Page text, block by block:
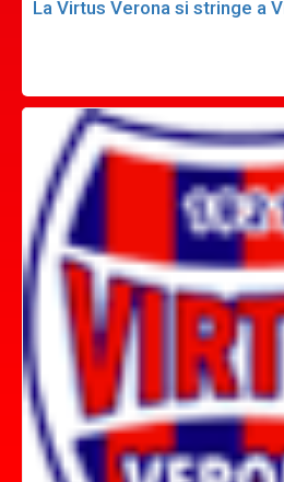
La Virtus Verona si stringe a